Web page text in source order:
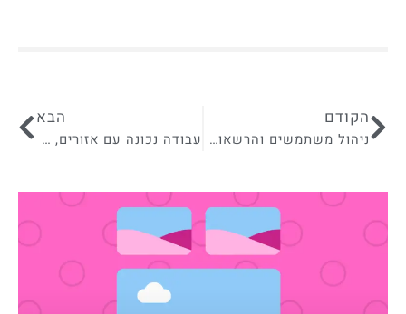
הקודם
ניהול משתמשים והרשאות באלמנטור
הבא
עבודה נכונה עם אזורים, עמודות ווידג׳טים